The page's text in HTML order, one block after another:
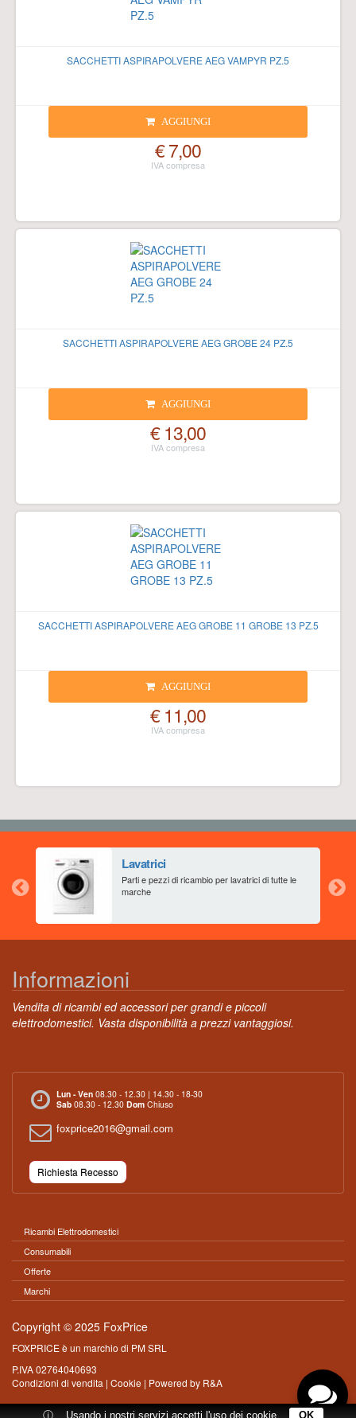
SACCHETTI ASPIRAPOLVERE AEG VAMPYR PZ.5
AGGIUNGI
€ 7,00
SACCHETTI ASPIRAPOLVERE AEG GROBE 24 PZ.5
AGGIUNGI
€ 13,00
SACCHETTI ASPIRAPOLVERE AEG GROBE 11 GROBE 13 PZ.5
AGGIUNGI
€ 11,00
Lavatrici
Parti e pezzi di ricambio per lavatrici di tutte le
marche
Informazioni
Vendita di ricambi ed accessori per grandi e piccoli
elettrodomestici. Vasta disponibilità a prezzi vantaggiosi.
Lun - Ven 08.30 - 12.30 | 14.30 - 18-30
Sab 08.30 - 12.30 Dom Chiuso
foxprice2016@gmail.com
Richiesta Recesso
Ricambi Elettrodomestici
Consumabili
Offerte
Marchi
Copyright © 2025 FoxPrice
FOXPRICE è un marchio di PM SRL
P.IVA 02764040693
Condizioni di vendita | Cookie | Powered by R&A
ⓘ Usando i nostri servizi accetti l'uso dei cookie OK